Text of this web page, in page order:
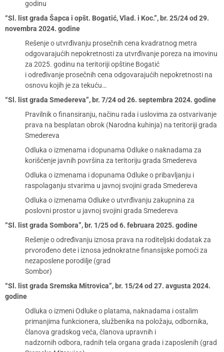
godinu
“Sl. list grada Šapca i opšt. Bogatić, Vlad. i Koc.”, br. 25/24 od 29.
novembra 2024. godine
Rešenje o utvrđivanju prosečnih cena kvadratnog metra
odgovarajućih nepokretnosti za utvrđivanje poreza na imovinu
za 2025. godinu na teritoriji opštine Bogatić
i određivanje prosečnih cena odgovarajućih nepokretnosti na
osnovu kojih je za tekuću…
“Sl. list grada Smedereva”, br. 7/24 od 26. septembra 2024. godine
Pravilnik o finansiranju, načinu rada i uslovima za ostvarivanje
prava na besplatan obrok (Narodna kuhinja) na teritoriji grada
Smedereva
Odluka o izmenama i dopunama Odluke o naknadama za
korišćenje javnih površina za teritoriju grada Smedereva
Odluka o izmenama i dopunama Odluke o pribavljanju i
raspolaganju stvarima u javnoj svojini grada Smedereva
Odluka o izmenama Odluke o utvrđivanju zakupnina za
poslovni prostor u javnoj svojini grada Smedereva
“Sl. list grada Sombora”, br. 1/25 od 6. februara 2025. godine
Rešenje o određivanju iznosa prava na roditeljski dodatak za
prvorođeno dete i iznosa jednokratne finansijske pomoći za
nezaposlene porodilje (grad
Sombor)
“Sl. list grada Sremska Mitrovica”, br. 15/24 od 27. avgusta 2024.
godine
Odluka o izmeni Odluke o platama, naknadama i ostalim
primanjima funkcionera, službenika na položaju, odbornika,
članova gradskog veća, članova upravnih i
nadzornih odbora, radnih tela organa grada i zaposlenih (grad